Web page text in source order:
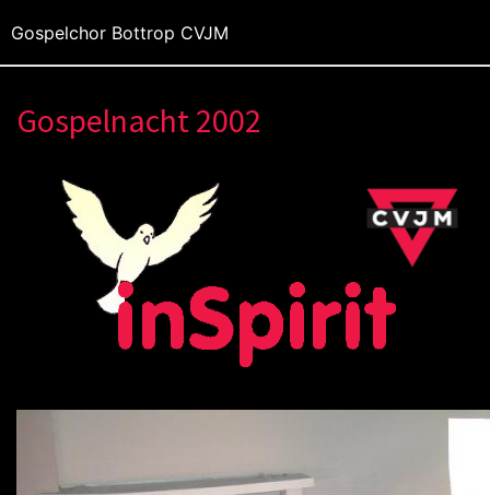
Gospelnacht 2002
Gospelchor Bottrop CVJM